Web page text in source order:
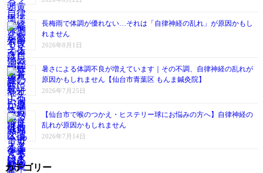
長梅雨で体調が優れない…それは「自律神経の乱れ」が原因かもし
れません
2026年8月1日
暑さによる体調不良が増えています｜その不調、自律神経の乱れが
原因かもしれません【仙台市青葉区 もんま鍼灸院】
2026年7月25日
【仙台市で喉のつかえ・ヒステリー球にお悩みの方へ】自律神経の
乱れが原因かもしれません
2026年7月14日
カテゴリー